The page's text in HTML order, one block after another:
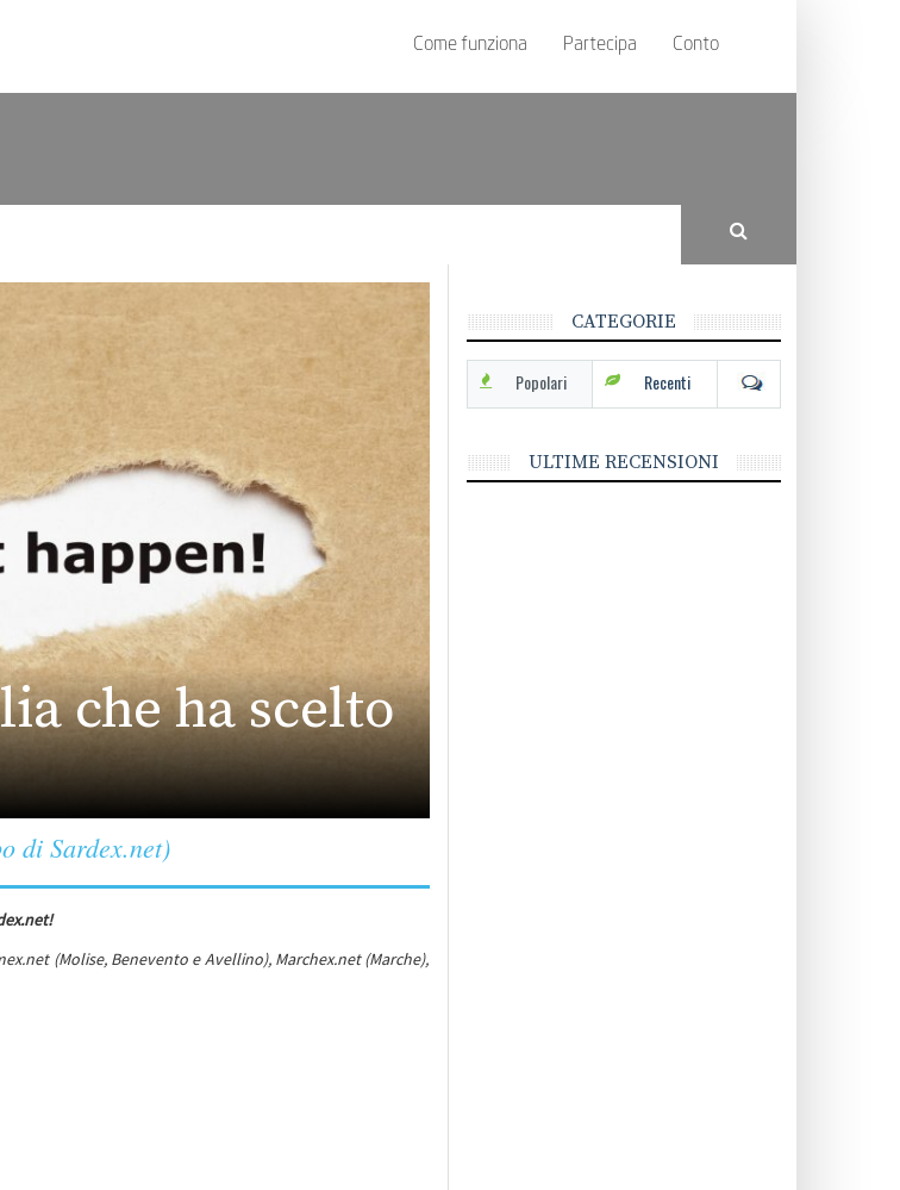
Come funziona Partecipa Conto
che ha scelto
di Sardex.net)
(Molise, Benevento e Avellino), Marchex.net (Marche),
CATEGORIE
Popolari Recenti
ULTIME RECENSIONI